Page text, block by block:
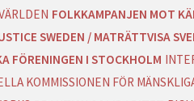
FOLKKAMPANJEN MOT
SWEDEN / MATRÄTTVISA
FÖRENINGEN I STOCKHOLM
KOMMISSIONEN FÖR